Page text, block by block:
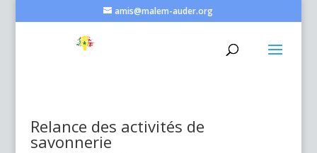
amis@malem-auder.org
Relance des activités de
savonnerie